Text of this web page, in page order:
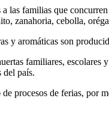
familias que
zanahoria, cebolla,
y aromáticas son
familiares,
del país.
procesos de ferias,